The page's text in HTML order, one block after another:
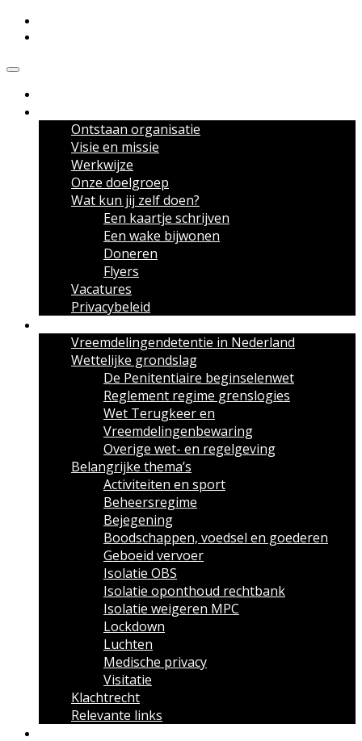
Ontstaan organisatie
Visie en missie
Werkwijze
Onze doelgroep
Wat kun jij zelf doen?
Een kaartje schrijven
Een wake bijwonen
Doneren
Flyers
Vacatures
Privacybeleid
Vreemdelingendetentie in Nederland
Wettelijke grondslag
De Penitentiaire beginselenwet
Reglement regime grenslogies
Wet Terugkeer en
Vreemdelingenbewaring
Overige wet- en regelgeving
Belangrijke thema’s
Activiteiten en sport
Beheersregime
Bejegening
Boodschappen, voedsel en goederen
Geboeid vervoer
Isolatie OBS
Isolatie oponthoud rechtbank
Isolatie weigeren MPC
Lockdown
Luchten
Medische privacy
Visitatie
Klachtrecht
Relevante links